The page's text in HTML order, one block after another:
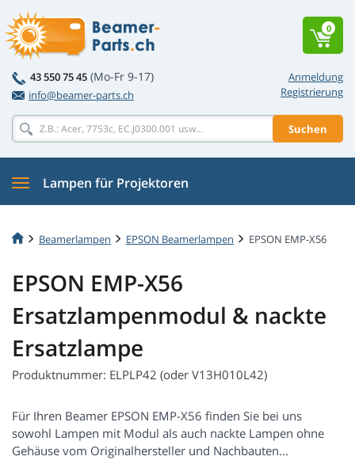
Anmeldung
Registrierung
43 550 75 45 (Mo-Fr 9-17)
info@beamer-parts.ch
Suchen
0
Lampen für Projektoren
Beamerlampen EPSON Beamerlampen EPSON EMP-X56
EPSON EMP-X56
Ersatzlampenmodul & nackte
Ersatzlampe
Produktnummer: ELPLP42 (oder V13H010L42)
Für Ihren Beamer EPSON EMP-X56 finden Sie bei uns
sowohl Lampen mit Modul als auch nackte Lampen ohne
Gehäuse vom Originalhersteller und Nachbauten...